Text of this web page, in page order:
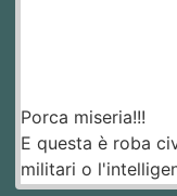
Porca miseria!!!
E questa è roba
militari o